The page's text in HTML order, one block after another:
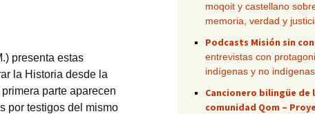
presenta estas
la Historia desde la
parte aparecen
por testigos del mismo
moqoit y castellano
memoria, verdad y
Podcasts Misión sin
entrevistas con
indígenas y no indígenas
Cancionero bilingüe de
comunidad Qom –